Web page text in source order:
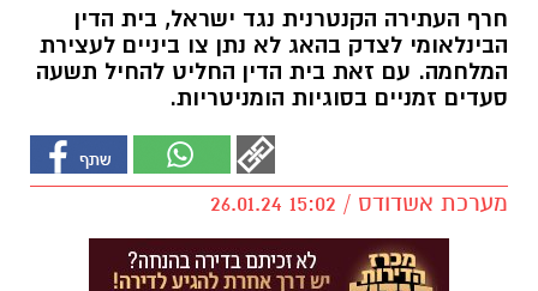
חרף העתירה הקנטרנית נגד ישראל, בית הדין
הבינלאומי לצדק בהאג לא נתן צו ביניים לעצירת
המלחמה. עם זאת בית הדין החליט להחיל תשעה
סעדים זמניים בסוגיות הומניטריות.
מערכת אשדודס / 15:02 26.01.24